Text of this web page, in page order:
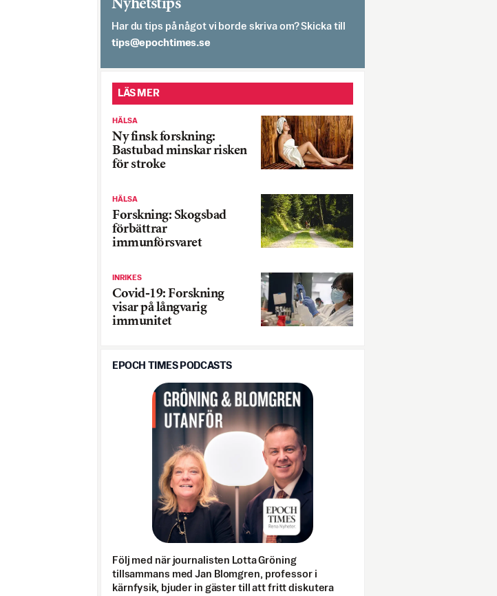
Nyhetstips
Har du tips på något vi borde skriva om? Skicka till
es.semithcope@spit
LÄS MER
HÄLSA
Ny finsk forskning:
Bastubad minskar risken
för stroke
HÄLSA
Forskning: Skogsbad
förbättrar
immunförsvaret
INRIKES
Covid-19: Forskning
visar på långvarig
immunitet
EPOCH TIMES PODCASTS
Följ med när journalisten Lotta Gröning
tillsammans med Jan Blomgren, professor i
kärnfysik, bjuder in gäster till att fritt diskutera